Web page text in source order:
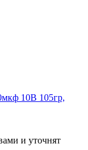
10В 105гр,
и уточнят